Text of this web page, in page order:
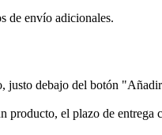
de envío adicionales.
debajo del botón
producto, el plazo de